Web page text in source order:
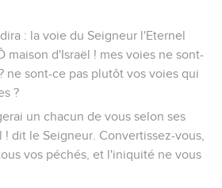
: la voie du Seigneur l'Eternel
maison d'Israël ! mes voies ne sont-
ne sont-ce pas plutôt vos voies qui
?
un chacun de vous selon ses
! dit le Seigneur. Convertissez-vous,
vos péchés, et l'iniquité ne vous